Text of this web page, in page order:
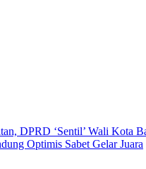
DPRD ‘Sentil’ Wali Kota
Optimis Sabet Gelar Juara